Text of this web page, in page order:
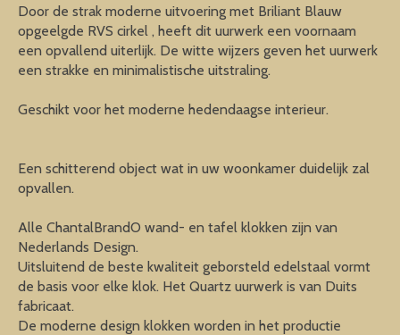
Door de strak moderne uitvoering met Briliant Blauw
opgeelgde RVS cirkel , heeft dit uurwerk een voornaam
een opvallend uiterlijk. De witte wijzers geven het uurwerk
een strakke en minimalistische uitstraling.
Geschikt voor het moderne hedendaagse interieur.
Een schitterend object wat in uw woonkamer duidelijk zal
opvallen.
Alle ChantalBrandO wand- en tafel klokken zijn van
Nederlands Design.
Uitsluitend de beste kwaliteit geborsteld edelstaal vormt
de basis voor elke klok. Het Quartz uurwerk is van Duits
fabricaat.
De moderne design klokken worden in het productie